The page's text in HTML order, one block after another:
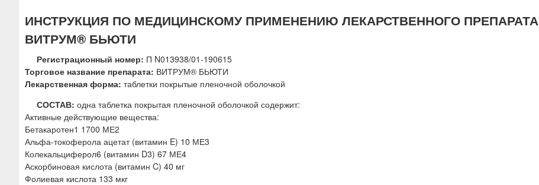
н
ю
ИНСТРУКЦИЯ ПО МЕДИЦИНСКОМУ ПРИМЕНЕНИЮ ЛЕКАРСТВЕННОГО ПРЕПАРАТА
ВИТРУМ® БЬЮТИ
Регистрационный номер: П N013938/01-190615
Торговое название препарата: ВИТРУМ® БЬЮТИ
Лекарственная форма: таблетки покрытые пленочной оболочкой
СОСТАВ: одна таблетка покрытая пленочной оболочкой содержит:
Активные действующие вещества:
Бетакаротен1 1700 МЕ2
Альфа-токоферола ацетат (витамин E) 10 МЕ3
Колекальциферол6 (витамин D3) 67 МЕ4
Аскорбиновая кислота (витамин C) 40 мг
Фолиевая кислота 133 мкг